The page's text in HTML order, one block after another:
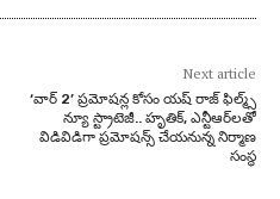
Next article
‘వార్ 2’ ప్రమోషన్ల కోసం యష్ రాజ్ ఫిల్మ్స్
న్యూ స్ట్రాటెజీ.. హృతిక్, ఎన్టీఆర్‌లతో
విడివిడిగా ప్రమోషన్స్ చేయనున్న నిర్మాణ
సంస్థ